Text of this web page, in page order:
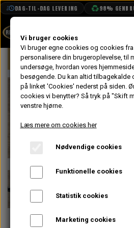
DAG-TIL-DAG LEVERING 98%
BOOK TID
PROJEKTER
TEKNISK DATA
VANDPOLERING
Forside Mini
På lager
A-
> -
428,80 kr.
Forventet
Vi bruger cookies
Vi bruger egne cookies og cookies
personalisere din brugeroplevelse, til
undersøge, hvordan vores
besøgende. Du kan altid tilbagekalde
på linket 'Cookies' nederst på siden.
cookies vi benytter? Så tryk på "Skift
venstre hjørne.
Læs mere om cookies her
Nødvendige cookies
Funktionelle cookies
Statistik cookies
Marketing cookies